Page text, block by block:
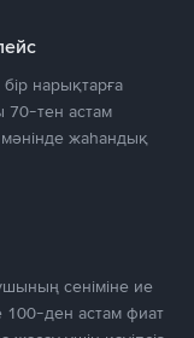
нарықтарға
70-тен астам
жаһандық
сеніміне ие
100-ден астам фиат